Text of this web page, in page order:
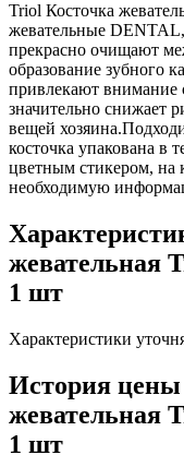
Triol Косточка
жевательные
прекрасно очищают
образование зубного
привлекают внимание
значительно снижает
вещей
косточка упакована в
цветным стикером, на
необходимую
жевательная
1 шт
Характеристики
История цены
жевательная
1 шт